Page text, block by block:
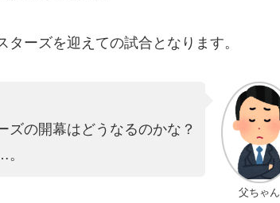
ーズを迎えての試合となります。
父ちゃん
ズの開幕はどうなるのかな？